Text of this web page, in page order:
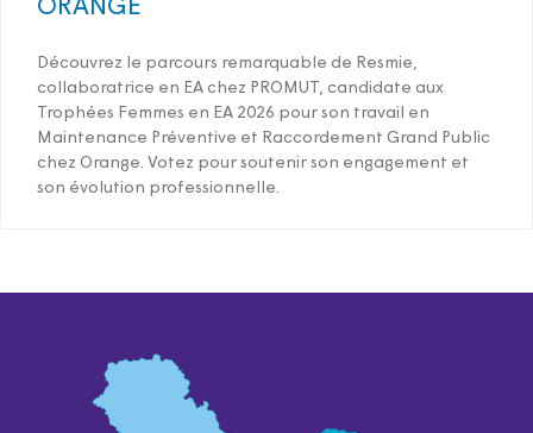
Découvrez le parcours remarquable de Resmie,
collaboratrice en EA chez PROMUT, candidate aux
Trophées Femmes en EA 2026 pour son travail en
Maintenance Préventive et Raccordement Grand Public
chez Orange. Votez pour soutenir son engagement et
son évolution professionnelle.